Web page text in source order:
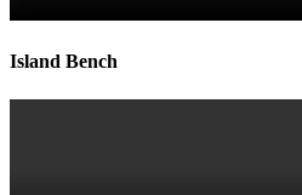
Island Bench